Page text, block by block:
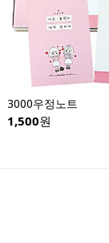
3000우정노트
1,500원